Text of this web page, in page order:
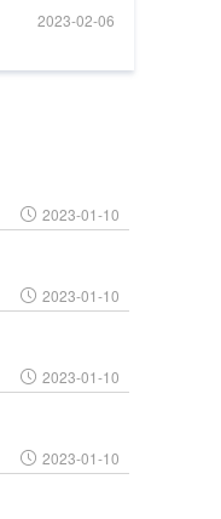
2023-02-06
2023-01-10
2023-01-10
2023-01-10
2023-01-10